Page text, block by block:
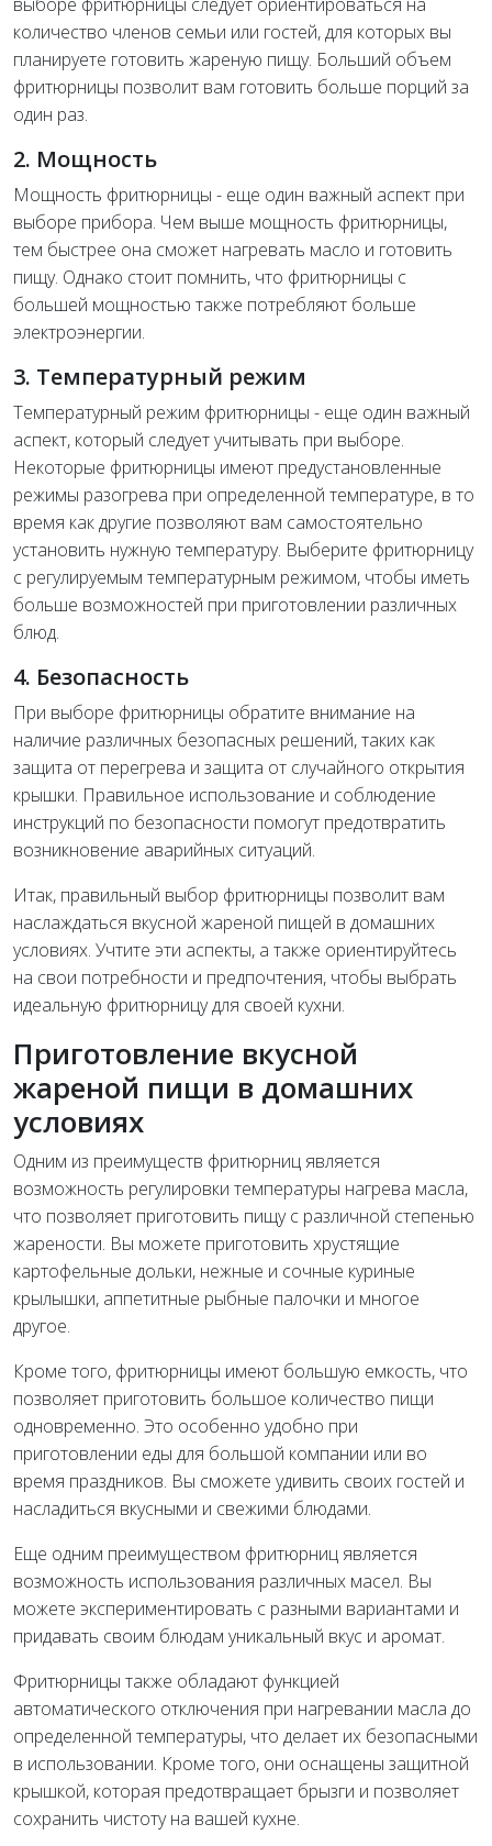
количество членов семьи или гостей, для которых вы
планируете готовить жареную пищу. Больший объем
фритюрницы позволит вам готовить больше порций за
один раз.
2. Мощность
Мощность фритюрницы - еще один важный аспект при
выборе прибора. Чем выше мощность фритюрницы,
тем быстрее она сможет нагревать масло и готовить
пищу. Однако стоит помнить, что фритюрницы с
большей мощностью также потребляют больше
электроэнергии.
3. Температурный режим
Температурный режим фритюрницы - еще один важный
аспект, который следует учитывать при выборе.
Некоторые фритюрницы имеют предустановленные
режимы разогрева при определенной температуре, в то
время как другие позволяют вам самостоятельно
установить нужную температуру. Выберите фритюрницу
с регулируемым температурным режимом, чтобы иметь
больше возможностей при приготовлении различных
блюд.
4. Безопасность
При выборе фритюрницы обратите внимание на
наличие различных безопасных решений, таких как
защита от перегрева и защита от случайного открытия
крышки. Правильное использование и соблюдение
инструкций по безопасности помогут предотвратить
возникновение аварийных ситуаций.
Итак, правильный выбор фритюрницы позволит вам
наслаждаться вкусной жареной пищей в домашних
условиях. Учтите эти аспекты, а также ориентируйтесь
на свои потребности и предпочтения, чтобы выбрать
идеальную фритюрницу для своей кухни.
Приготовление вкусной
жареной пищи в домашних
условиях
Одним из преимуществ фритюрниц является
возможность регулировки температуры нагрева масла,
что позволяет приготовить пищу с различной степенью
жарености. Вы можете приготовить хрустящие
картофельные дольки, нежные и сочные куриные
крылышки, аппетитные рыбные палочки и многое
другое.
Кроме того, фритюрницы имеют большую емкость, что
позволяет приготовить большое количество пищи
одновременно. Это особенно удобно при
приготовлении еды для большой компании или во
время праздников. Вы сможете удивить своих гостей и
насладиться вкусными и свежими блюдами.
Еще одним преимуществом фритюрниц является
возможность использования различных масел. Вы
можете экспериментировать с разными вариантами и
придавать своим блюдам уникальный вкус и аромат.
Фритюрницы также обладают функцией
автоматического отключения при нагревании масла до
определенной температуры, что делает их безопасными
в использовании. Кроме того, они оснащены защитной
крышкой, которая предотвращает брызги и позволяет
сохранить чистоту на вашей кухне.